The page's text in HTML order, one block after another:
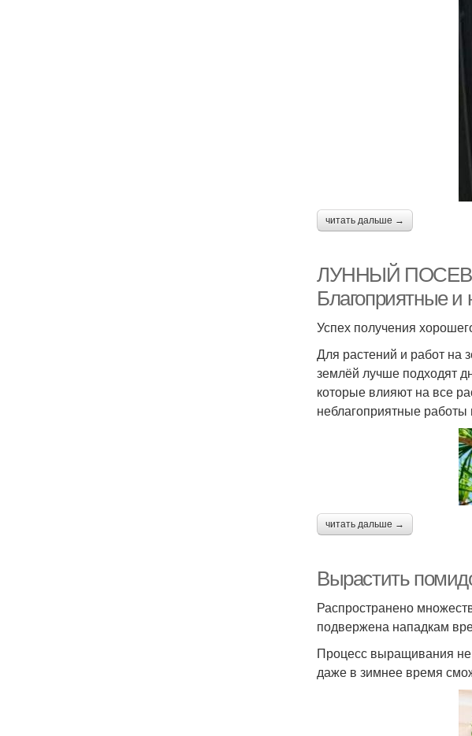
читать дальше →
ЛУННЫЙ
Благоприятные и
Успех получения
Для растений и работ на
землёй лучше подходят
которые влияют на все
неблагоприятные
читать дальше →
Вырастить
Распространено
подвержена нападкам
Процесс выращивания не
даже в зимнее время